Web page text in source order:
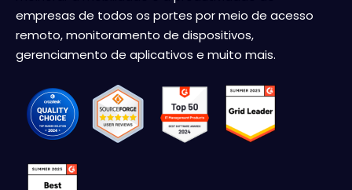
empresas de todos os portes por meio de acesso
remoto, monitoramento de dispositivos,
gerenciamento de aplicativos e muito mais.